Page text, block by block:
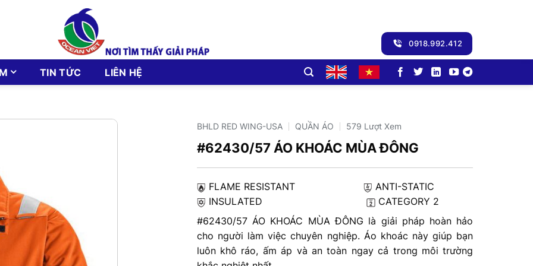
0918.992.412
TIN TỨC LIÊN HỆ
BHLD RED WING-USA QUẦN ÁO 579 Lượt Xem
#62430/57 ÁO KHOÁC MÙA ĐÔNG
FLAME RESISTANT
ANTI-STATIC
INSULATED
CATEGORY 2
#62430/57 ÁO KHOÁC MÙA ĐÔNG là giải pháp hoàn hảo
cho người làm việc chuyên nghiệp. Áo khoác này giúp bạn
luôn khô ráo, ấm áp và an toàn ngay cả trong môi trường